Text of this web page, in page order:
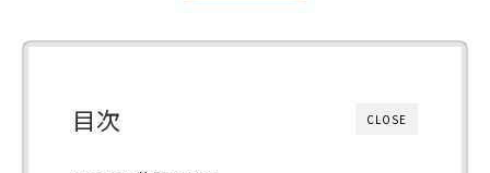
CLOSE
目次